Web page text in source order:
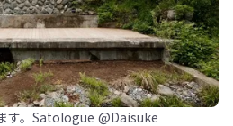
す。Satologue @Daisuke